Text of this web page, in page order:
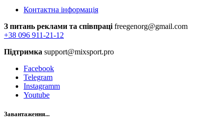
Контактна інформація
З питань реклами та співпраці freegenorg@gmail.com
+38 096 911-21-12
Підтримка support@mixsport.pro
Facebook
Telegram
Instagramm
Youtube
Завантаження...